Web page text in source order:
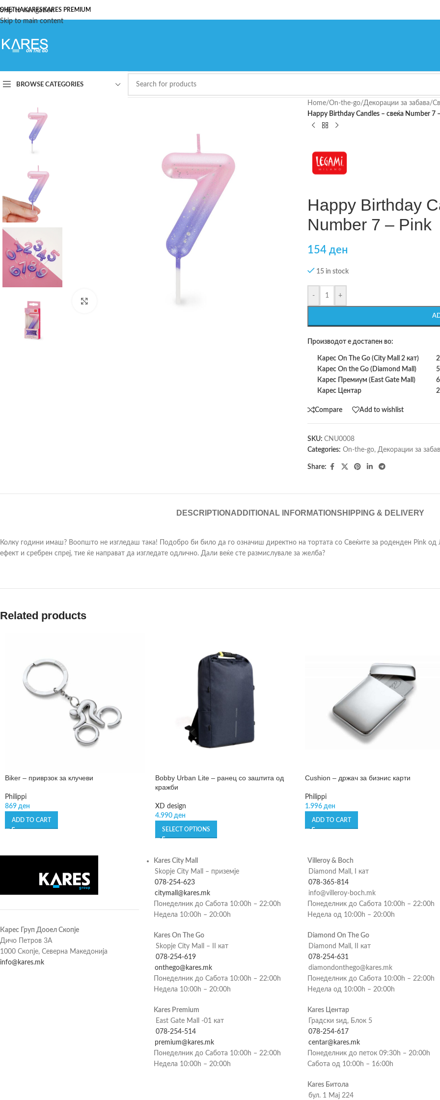
Skip to navigation
Skip to main content
KARESKARES PREMIUM
BROWSE CATEGORIES
Home/On-the-go/Декорации за забава/
Happy Birthday Candles – свеќа Number 7
Happy Birthday
Number 7 – Pink
154 ден
15 in stock
- +
Производот е достапен во:
Карес On The Go (City Mall 2 кат)
2
Карес On the Go (Diamond Mall)
5
Карес Премиум (East Gate Mall)
6
Карес Центар
2
Compare Add to wishlist
SKU: CNU0008
Categories: On-the-go, Декорации за
Share:
DESCRIPTION ADDITIONAL INFORMATIONSHIPPING & DELIVERY
Колку години имаш? Воопшто не изгледаш така! Подобро би било да го означиш директно на тортата со Свеќите за роденден Pink од
ефект и сребрен спреј, тие ќе направат да изгледате одлично. Дали веќе сте размислувале за желба?
Related products
Biker – приврзок за клучеви
Philippi
869 ден
ADD TO CART
Bobby Urban Lite – ранец со заштита од
кражби
XD design
4.990 ден
SELECT OPTIONS
Cushion – држач за бизнис карти
Philippi
1.996 ден
ADD TO CART
Карес Груп Дооел Скопје
Дичо Петров 3А
1000 Скопје, Северна Македонија
info@kares.mk
Kares City Mall
Skopje City Mall – приземје
078-254-623
citymall@kares.mk
Понеделник до Сабота 10:00h – 22:00h
Недела 10:00h – 20:00h
Kares On The Go
Skopje City Mall – II кат
078-254-619
onthego@kares.mk
Понеделник до Сабота 10:00h – 22:00h
Недела 10:00h – 20:00h
Kares Premium
East Gate Mall -01 кат
078-254-514
premium@kares.mk
Понеделник до Сабота 10:00h – 22:00h
Недела 10:00h – 20:00h
Villeroy & Boch
Diamond Mall, I кат
078-365-814
info@villeroy-boch.mk
Понеделник до Сабота 10:00h – 22:00h
Недела од 10:00h – 20:00h
Diamond On The Go
Diamond Mall, II кат
078-254-631
diamondonthego@kares.mk
Понеделник до Сабота 10:00h – 22:00h
Недела од 10:00h – 20:00h
Kares Центар
Градски ѕид, Блок 5
078-254-617
centar@kares.mk
Понеделник до петок 09:30h – 20:00h
Сабота од 10:00h – 16:00h
Kares Битола
бул. 1 Мај 224